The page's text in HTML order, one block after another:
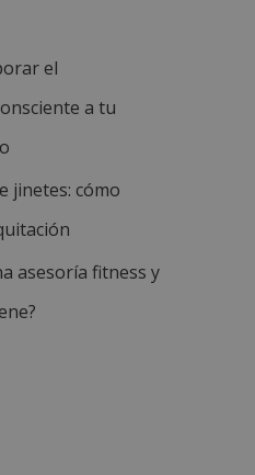
el
a tu
jinetes: cómo
asesoría fitness y